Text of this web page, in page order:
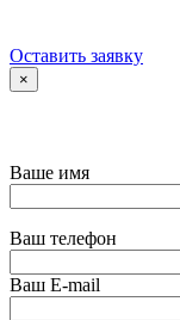
Оставить заявку
×
Ваше имя
Ваш телефон
Ваш E-mail